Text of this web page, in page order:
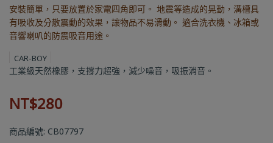
安裝簡單，只要放置於家電四角即可。 地震等造成的晃動，溝槽具
有吸收及分散震動的效果，讓物品不易滑動。 適合洗衣機、冰箱或
音響喇叭的防震吸音用途。
CAR-BOY
工業級天然橡膠，支撐力超強，減少噪音，吸振消音。
NT$280
商品編號: CB07797